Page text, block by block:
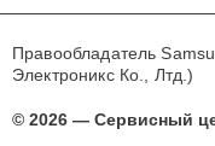
Правообладатель
Электроникс Ко., Лтд.)
© 2026 — Сервисный